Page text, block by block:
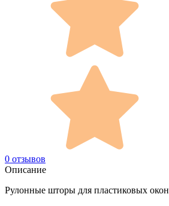
0 отзывов
Описание
Рулонные шторы для пластиковых окон